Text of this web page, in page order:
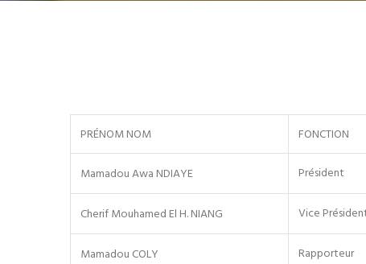
PRÉNOM NOM FONCTION
Mamadou Awa NDIAYE Président
Cherif Mouhamed El H. NIANG Vice
Mamadou COLY Rapporteur